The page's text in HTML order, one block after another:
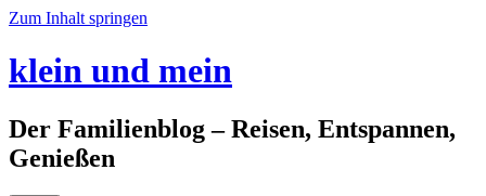
Zum Inhalt springen
klein und mein
Der Familienblog – Reisen, Entspannen,
Genießen